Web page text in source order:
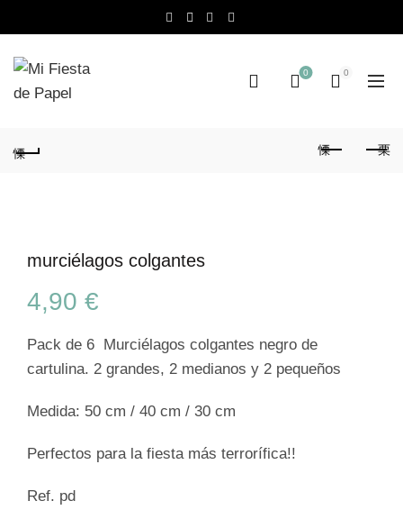
0 0
murciélagos colgantes
4,90 €
Pack de 6 Murciélagos colgantes negro de
cartulina. 2 grandes, 2 medianos y 2 pequeños
Medida: 50 cm / 40 cm / 30 cm
Perfectos para la fiesta más terrorífica!!
Ref. pd